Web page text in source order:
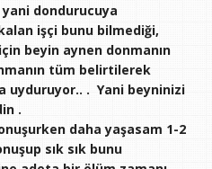
yani dondurucuya
işçi bunu bilmediği,
beyin aynen donmanın
tüm belirtilerek
uyduruyor.. . Yani beyninizi
.
daha yaşasam 1-2
sık sık bunu